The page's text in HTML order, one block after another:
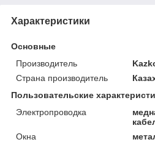
Характеристики
Основные
Производитель
Страна производитель
Пользовательские
Электропроводка
Окна